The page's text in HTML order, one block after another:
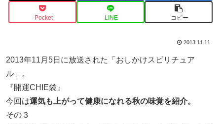
Pocket LINE コピー
2013.11.11
2013年11月5日に放送された「おしかけスピリチュア
ル」。
『開運CHIE袋』
今回は運気も上がって健康になれる秋の味覚を紹介。
その３